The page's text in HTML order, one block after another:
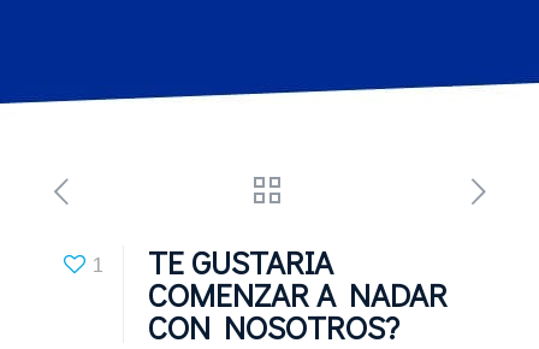
1 TE GUSTARIA
COMENZAR A NADAR
CON NOSOTROS?